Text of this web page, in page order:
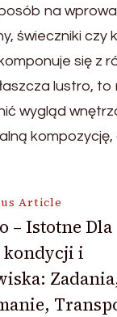
na
świeczniki czy
się z
lustro,
wygląd
Article
– Istotne Dla
kondycji i